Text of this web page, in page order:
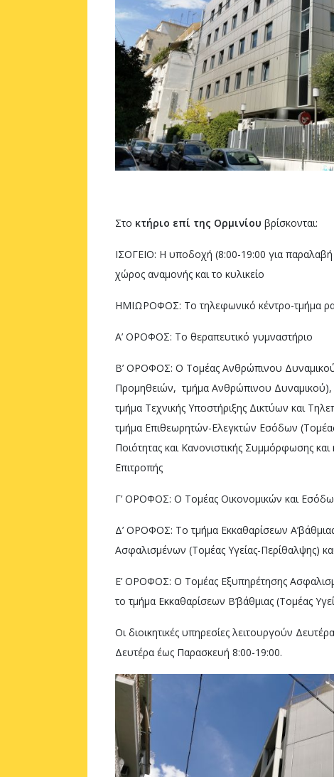
Στο κτήριο επί της Ορμινίου βρίσκονται:
ΙΣΟΓΕΙΟ: Η υποδοχή (8:00-19:00 για
χώρος αναμονής και το κυλικείο
ΗΜΙΩΡΟΦΟΣ: Το τηλεφωνικό κέντρο-τμήμα
Α’ ΟΡΟΦΟΣ: Το θεραπευτικό γυμναστήριο
Β’ ΟΡΟΦΟΣ: Ο Τομέας Ανθρώπινου Δυναμικού
Προμηθειών, τμήμα Ανθρώπινου Δυναμικού),
τμήμα Τεχνικής Υποστήριξης Δικτύων και
τμήμα Επιθεωρητών-Ελεγκτών Εσόδων
Ποιότητας και Κανονιστικής Συμμόρφωσης
Επιτροπής
Γ’ ΟΡΟΦΟΣ: Ο Τομέας Οικονομικών και
Δ’ ΟΡΟΦΟΣ: Το τμήμα Εκκαθαρίσεων
Ασφαλισμένων (Τομέας Υγείας-Περίθαλψης)
Ε’ ΟΡΟΦΟΣ: Ο Τομέας Εξυπηρέτησης
το τμήμα Εκκαθαρίσεων Β’βάθμιας (Τομέας
Οι διοικητικές υπηρεσίες λειτουργούν
Δευτέρα έως Παρασκευή 8:00-19:00.